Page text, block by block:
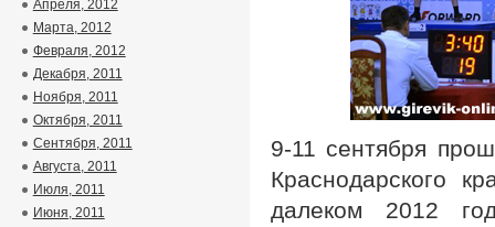
9-11 сентября
Краснодарского
далеком 2012
Апреля, 2012
Марта, 2012
Февраля, 2012
Декабря, 2011
Ноября, 2011
Октября, 2011
Сентября, 2011
Августа, 2011
Июля, 2011
Июня, 2011